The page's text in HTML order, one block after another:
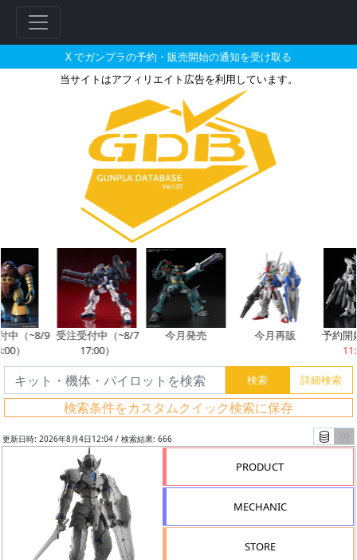
X でガンプラの予約・販売開始の通知を受け取る
当サイトはアフィリエイト広告を利用しています。
30MF リーベルナイトとそれに
~8/9 受注受付中（~8/7
17:00）
今月発売 今月再販 予約開始前
検索条件をカスタムクイック検索に保存
更新日時: 2026年8月4日12:04 / 検索結果: 666
PRODUCT
MECHANIC
STORE